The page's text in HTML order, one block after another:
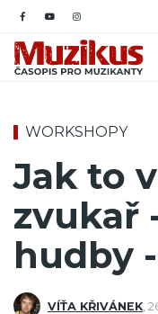
WORKSHOPY
Jak to
zvukař
hudby
VÍŤA KŘIVÁNEK